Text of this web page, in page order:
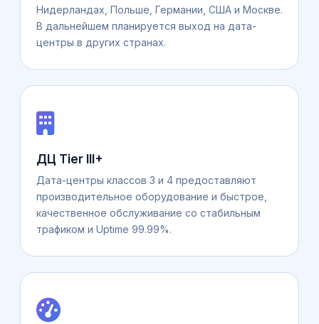
Нидерландах, Польше, Германии, США и Москве.
В дальнейшем планируется выход на дата-
центры в других странах.
ДЦ Tier III+
Дата-центры классов 3 и 4 предоставляют
производительное оборудование и быстрое,
качественное обслуживание со стабильным
трафиком и Uptime 99.99%.